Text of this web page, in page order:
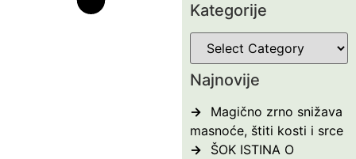
Kategorije
Najnovije
Magično zrno snižava
masnoće, štiti kosti i srce
ŠOK ISTINA O